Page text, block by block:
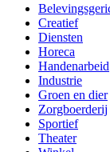
Creatief
Diensten
Horeca
Handenarbeid
Industrie
Groen en dier
Zorgboerderij
Sportief
Theater